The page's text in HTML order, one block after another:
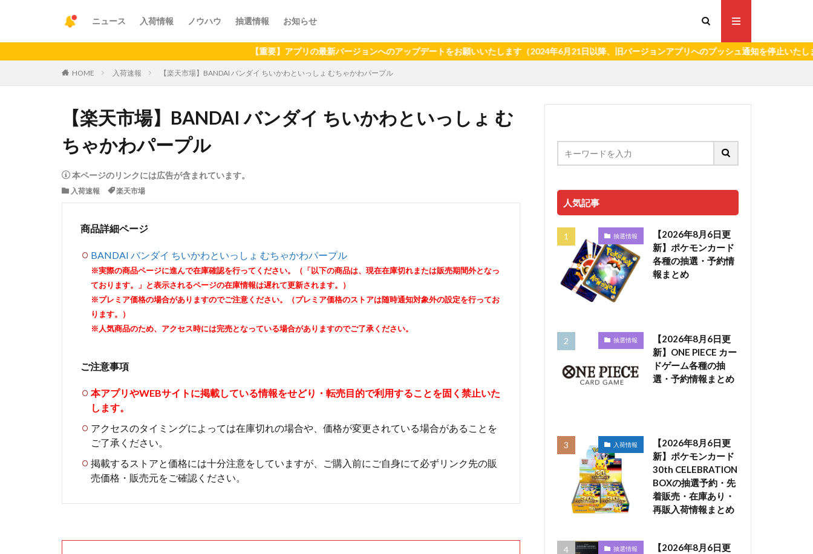
ニュース 入荷情報 ノウハウ 抽選情報 お知らせ
【重要】アプリの最新バージョンへのアップデートをお願いいたします（2024年6月21日以降、旧バージョンアプリへのプッシュ通知を停止いたします。）
HOME 入荷速報 【楽天市場】BANDAI バンダイ ちいかわといっしょ むちゃかわパープル
【楽天市場】BANDAI バンダイ ちいかわといっしょ む
ちゃかわパープル
本ページのリンクには広告が含まれています。
入荷速報 楽天市場
商品詳細ページ
BANDAI バンダイ ちいかわといっしょ むちゃかわパープル
※実際の商品ページに進んで在庫確認を行ってください。（「以下の商品は、現在在庫切れまたは販売期間外となっ
ております。」と表示されるページの在庫情報は遅れて更新されます。）
※プレミア価格の場合がありますのでご注意ください。（プレミア価格のストアは随時通知対象外の設定を行ってお
ります。）
※人気商品のため、アクセス時には完売となっている場合がありますのでご了承ください。
ご注意事項
本アプリやWEBサイトに掲載している情報をせどり・転売目的で利用することを固く禁止いた
します。
アクセスのタイミングによっては在庫切れの場合や、価格が変更されている場合があることを
ご了承ください。
掲載するストアと価格には十分注意をしていますが、ご購入前にご自身にて必ずリンク先の販
売価格・販売元をご確認ください。
人気記事
抽選情報
【2026年8月6日更
新】ポケモンカード
各種の抽選・予約情
報まとめ
抽選情報
【2026年8月6日更
新】ONE PIECE カー
ドゲーム各種の抽
選・予約情報まとめ
入荷情報
【2026年8月6日更
新】ポケモンカード
30th CELEBRATION
BOXの抽選予約・先
着販売・在庫あり・
再販入荷情報まとめ
抽選情報
【2026年8月6日更